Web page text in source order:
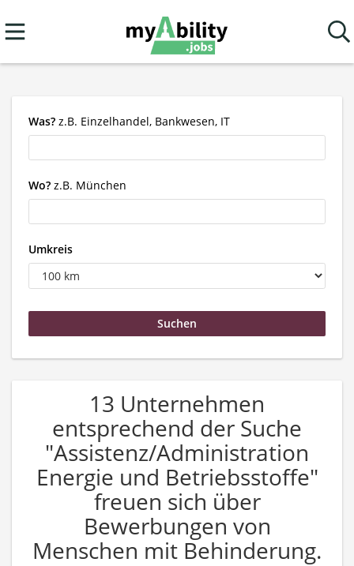
Was? z.B. Einzelhandel, Bankwesen, IT
Wo? z.B. München
Umkreis
13 Unternehmen
entsprechend der Suche
"Assistenz/Administration
Energie und Betriebsstoffe"
freuen sich über
Bewerbungen von
Menschen mit Behinderung.